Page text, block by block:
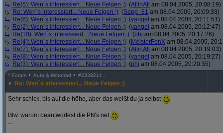
Re(5): Wen´s interessiert... Neue Felgen ;) (AllinAll
am 08.04.2005, 20:08:19)
Re: Wen´s interessiert... Neue Felgen ;) (Sepp_81 am 08.04.2005, 20:09:33)
Re(6): Wen´s interessiert... Neue Felgen ;) (yangel am 08.04.2005, 20:11:51)
Re(2): Wen´s interessiert... Neue Felgen ;) (yangel am 08.04.2005, 20:12:47)
Re(10): Wen´s interessiert... Neue Felgen ;) (phj am 08.04.2005, 20:17:26)
Re(4): Wen´s interessiert... Neue Felgen ;) (MeisterFonX am 08.04.2005,
Re(7): Wen´s interessiert... Neue Felgen ;) (AllinAll
am 08.04.2005, 20:19:03)
Re(8): Wen´s interessiert... Neue Felgen ;) (yangel am 08.04.2005, 20:19:27)
Re(3): Wen´s interessiert... Neue Felgen ;) (phj am 08.04.2005, 20:20:35)
^ Forum Auto & Motorrad #2339214
Re: Wen´s interessiert... Neue Felgen ;)
Sehr schick, bis auf die höhe, aber das weißt du ja selbst
Btw. warum beantwortest die PN's net
--